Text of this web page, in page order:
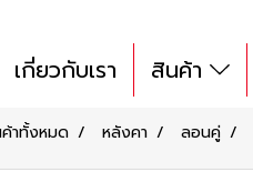
เกี่ยวกับเรา สินค้า
าทั้งหมด หลังคา ลอนคู่